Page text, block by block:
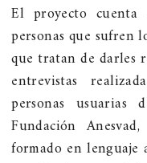
El proyecto
personas que sufren
que tratan de darles
entrevistas
personas
Fundación
formado en lenguaje